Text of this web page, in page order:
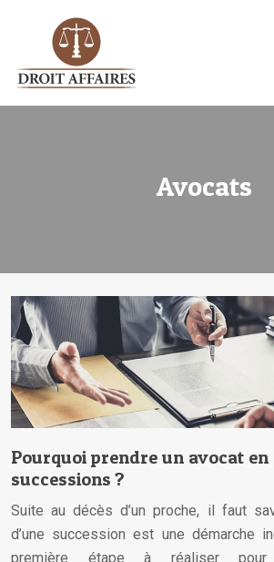
Avocats
Pourquoi prendre un avocat
successions ?
Suite au décès d’un proche, il faut
d’une succession est une démarche
première étape à réaliser pour